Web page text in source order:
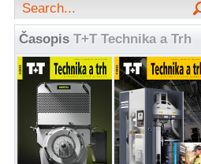
Časopis T+T Technika a Trh